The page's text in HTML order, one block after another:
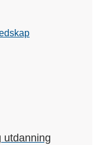
utdanning